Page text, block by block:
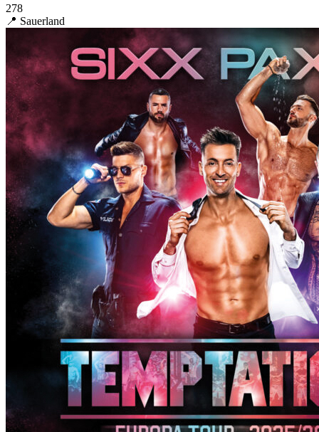
278
📍 Sauerland